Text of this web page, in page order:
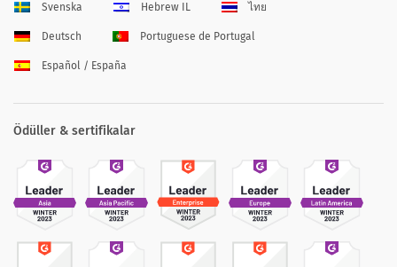
Svenska Hebrew IL ไทย
Deutsch Portuguese de Portugal
Español / España
Ödüller & sertifikalar